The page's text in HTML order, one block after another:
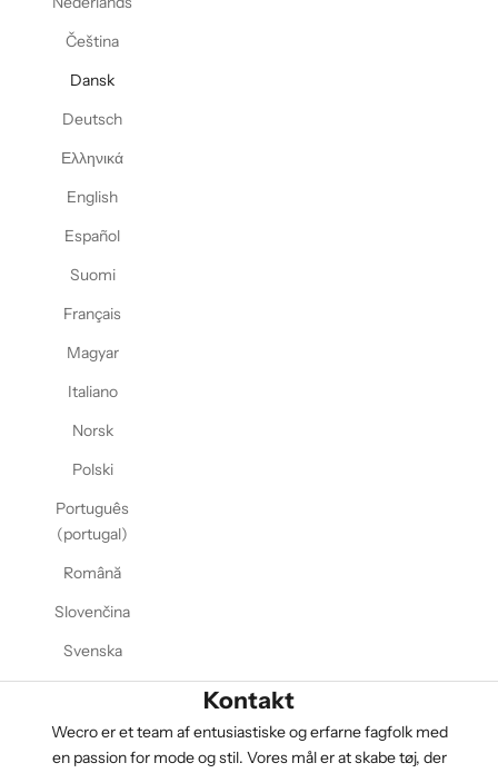
Čeština
Dansk
Deutsch
Ελληνικά
English
Español
Suomi
Français
Magyar
Italiano
Norsk
Polski
Português
(portugal)
Română
Slovenčina
Svenska
Kontakt
Wecro er et team af entusiastiske og erfarne fagfolk med
en passion for mode og stil. Vores mål er at skabe tøj, der